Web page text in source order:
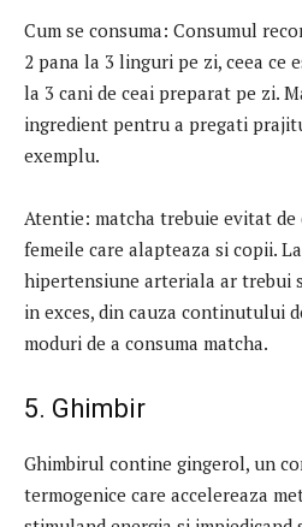
Cum se consuma: Consumul
2 pana la 3 linguri pe zi, ceea ce
la 3 cani de ceai preparat pe zi.
ingredient pentru a pregati
exemplu.
Atentie: matcha trebuie evitat
femeile care alapteaza si copii.
hipertensiune arteriala ar trebui
in exces, din cauza continutului
moduri de a consuma matcha.
5. Ghimbir
Ghimbirul contine gingerol, un
termogenice care accelereaza